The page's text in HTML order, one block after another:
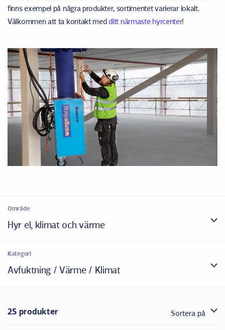
finns exempel på några produkter, sortimentet varierar lokalt.
Välkommen att ta kontakt medditt närmaste hyrcenter!
Område
Hyr el, klimat och värme
Kategori
Avfuktning / Värme / Klimat
25 produkter Sortera på